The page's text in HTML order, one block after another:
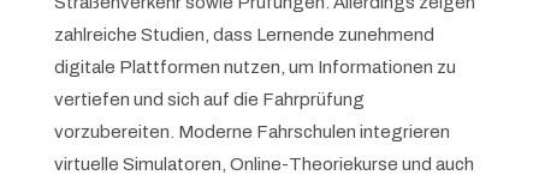
zahlreiche Studien, dass Lernende zunehmend
digitale Plattformen nutzen, um Informationen zu
vertiefen und sich auf die Fahrprüfung
vorzubereiten. Moderne Fahrschulen integrieren
virtuelle Simulatoren, Online-Theoriekurse und auch